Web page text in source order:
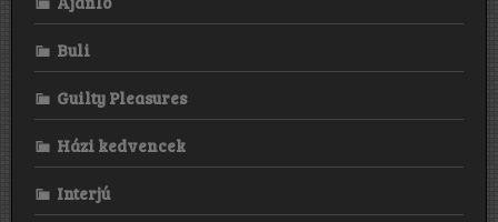
Buli
Guilty Pleasures
Házi kedvencek
Interjú